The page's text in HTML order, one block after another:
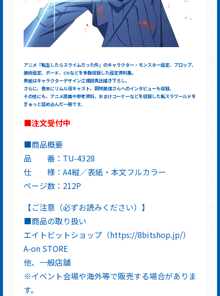
アニメ『転生したらスライムだった件』のキャラクター・モンスター設定、プロップ、
美術設定、ボード、CGなどを多数収録した設定資料集。
表紙はキャラクターデザイン江畑諒真氏描き下ろし。
さらに、巻末にリムル役キャスト、岡咲美保さんへのインタビューも収録。
その他にも、アニメ原画や参考資料、おまけコーナーなどを収録した転スラワールドを
ぎゅっと詰め込んだ一冊です。
■注文受付中
■商品概要
品 番：TU-4328
仕 様：A4縦／表紙・本文フルカラー
ページ数：212P
【ご注意（必ずお読みください）】
■商品の取り扱い
エイトビットショップ（https://8bitshop.jp/）
A-on STORE
他、一般店舗
※イベント会場や海外等で販売する場合がありま
す。